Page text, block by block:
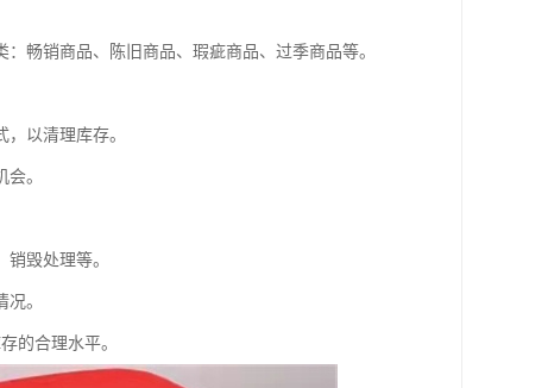
畅销商品、陈旧商品、瑕疵商品、过季商品等。
以清理库存。
。
毁处理等。
。
的合理水平。